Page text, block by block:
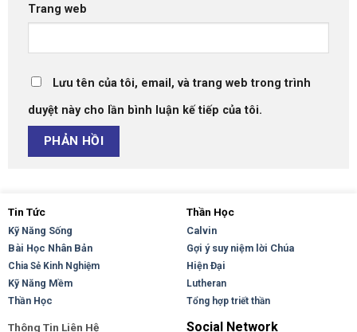
Trang web
Lưu tên của tôi, email, và trang web trong trình
duyệt này cho lần bình luận kế tiếp của tôi.
Tin Tức
Kỹ Năng Sống
Bài Học Nhân Bản
Chia Sẻ Kinh Nghiệm
Kỹ Năng Mềm
Thần Học
Thần Học
Calvin
Gợi ý suy niệm lời Chúa
Hiện Đại
Lutheran
Tổng hợp triết thần
Thông Tin Liên Hệ Social Network